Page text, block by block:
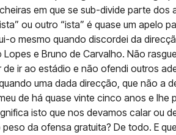
em que se sub-divide parte dos
ou outro “ista” é quase um apelo
o mesmo quando discordei da
e Bruno de Carvalho. Não
ir ao estádio e não ofendi outros
uma dada direcção, que não a
de há quase vinte cinco anos e lhe
isto que nos devamos calar ou
da ofensa gratuita? De todo. E